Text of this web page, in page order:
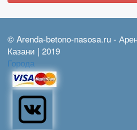
© Arenda-betono-nasosa.ru -
Казани | 2019
Города